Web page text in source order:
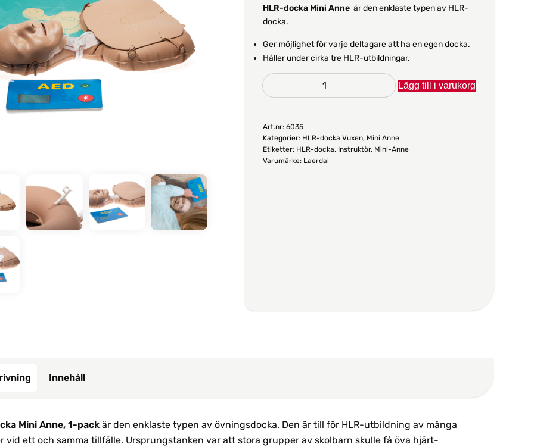
HLR-docka Mini Anne är den enklaste typen av HLR-
docka.
Ger möjlighet för varje deltagare att ha en egen docka.
Håller under cirka tre HLR-utbildningar.
HLR-
docka
Anne,
1-
pack
Lägg till i varukorg
Art.nr: 6035
Kategorier: HLR-docka Vuxen, Mini Anne
Etiketter: HLR-docka, Instruktör, Mini-Anne
Varumärke: Laerdal
Innehåll
Mini Anne, 1-pack är den enklaste typen av övningsdocka. Den är till för HLR-utbildning av många
vid ett och samma tillfälle. Ursprungstanken var att stora grupper av skolbarn skulle få öva hjärt-